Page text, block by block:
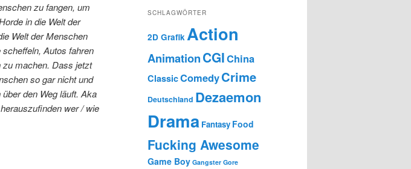
zu fangen, um
in die Welt der
Welt der Menschen
Autos fahren
zu machen. Dass jetzt
so gar nicht und
den Weg läuft. Aka
wer / wie
SCHLAGWÖRTER
2D GrafikAction
AnimationCGIChina
ClassicComedyCrime
Deutschland Dezaemon
Drama Fantasy Food
Fucking Awesome
Game Boy Gangster Gore